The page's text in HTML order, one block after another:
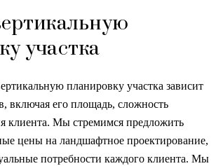
участка
планировку участка зависит
включая его площадь, сложность
клиента. Мы стремимся предложить
цены на ландшафтное проектирование,
потребности каждого клиента. Мы